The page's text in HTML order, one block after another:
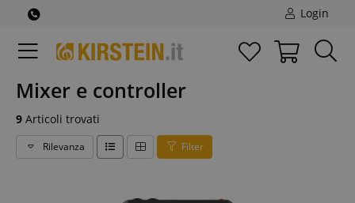
Login
Mixer e controller
9 Articoli trovati
Rilevanza Filter